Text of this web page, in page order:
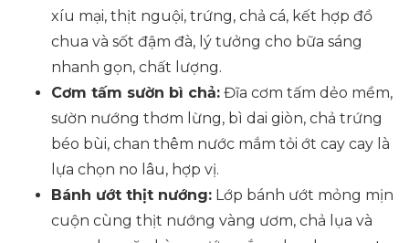
xíu mại, thịt nguội, trứng, chả cá, kết hợp đồ
chua và sốt đậm đà, lý tưởng cho bữa sáng
nhanh gọn, chất lượng.
Cơm tấm sườn bì chả: Đĩa cơm tấm dẻo mềm,
sườn nướng thơm lừng, bì dai giòn, chả trứng
béo bùi, chan thêm nước mắm tỏi ớt cay cay là
lựa chọn no lâu, hợp vị.
Bánh ướt thịt nướng: Lớp bánh ướt mỏng mịn
cuộn cùng thịt nướng vàng ươm, chả lụa và